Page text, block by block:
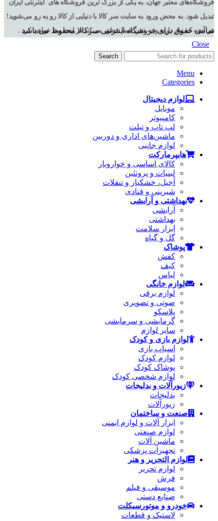
فروشگاه‌های معتبر جهان، به یکی از بزرگ ترین فروشگاه های اینترنتی ایران
تبدیل شود. به محض ورود به سایت سر کالا با دنیایی از کالا رو به رو می‌شوید!
هر آنچه که نیاز دارید و به ذهن شما خطور می‌کند در اینجا پیدا خواهید کرد .
تمامی حقوق برای فروشگاه اینترنتی سرکالا محفوظ می باشد
Close
Search
Menu
Categories
لوازم دیجیتال
موبایل
کامپیوتر
لپ تاپ و تبلت
ماشین‌های اداری و دوربین
لوازم جانبی
هایپرمارکت
کالای اساسی و خواروبار
لبنیات و پروتئین
آجیل، خشکبار و تنقلات
شیرینی و قنادی
بهداشتی و آرایشی
آرایشی
بهداشتی
ابزار سلامت
گل و گیاه
پوشاک
کفش
کیف
لباس
لوازم خانگی
لوازم برقی
صوتی و تصویری
پلاسکو
گرمایشی و سرمایشی
سایر لوازم
لوازم بازی و کودک
اسباب بازی
لوازم کودک
پوشاک کودک
لوازم شخصی کودک
زیورآلات و بدلیجات
بدلیجات
زیورآلات
صنعت و ساختمان
ابزار آلات و لوازم ایمنی
لوازم صنعتی
ماشین آلات
تجهیزات پزشکی
لوازم التحریر و هنر
لوازم تحریر
فرش
موسیقی و فیلم
صنایع دستی
خودرو و موتورسیکلت
لاستیک و قطعات